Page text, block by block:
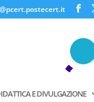
E DIVULGAZIONE